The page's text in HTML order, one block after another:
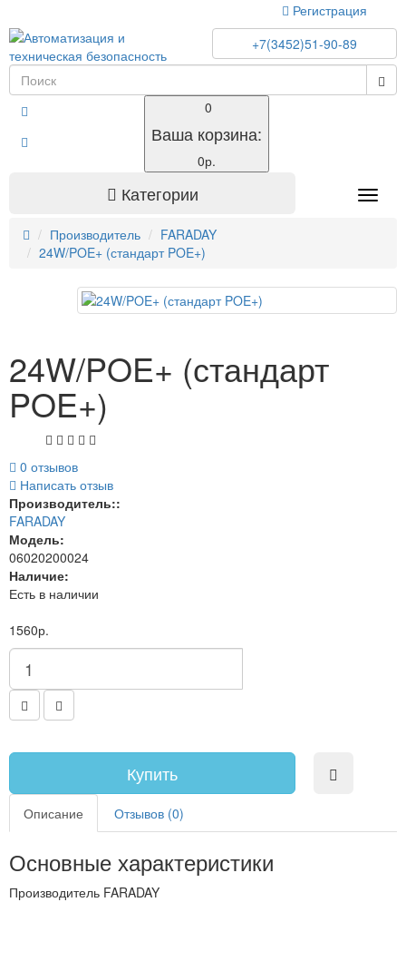
Регистрация
+7(3452)51-90-89
0
Ваша корзина:
0р.
Категории
Toggle
Производитель
FARADAY
24W/POE+ (стандарт POE+)
24W/POE+ (стандарт
POE+)
0 отзывов
Написать отзыв
Производитель::
FARADAY
Модель:
06020200024
Наличие:
Есть в наличии
1560р.
Купить
Описание Отзывов (0)
Основные характеристики
Производитель FARADAY